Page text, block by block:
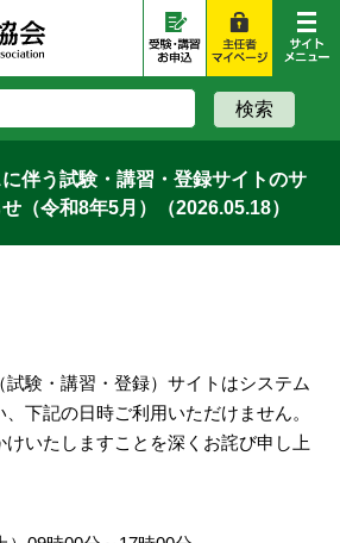
伴う試験・講習・登録サイトのサ
（令和8年5月）（2026.05.18）
験・講習・登録）サイトはシステム
下記の日時ご利用いただけません。
いたしますことを深くお詫び申し上